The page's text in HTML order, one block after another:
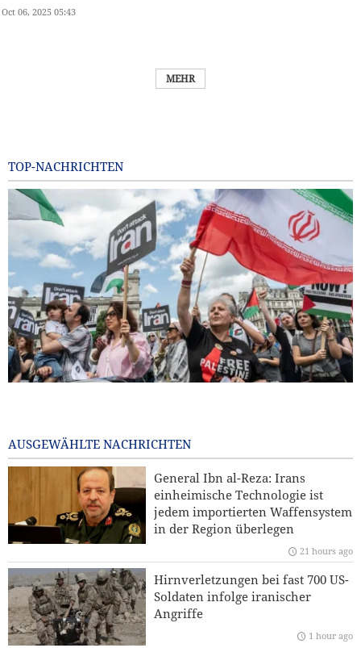
Oct 06, 2025 05:43
MEHR
TOP-NACHRICHTEN
1 hour ago
Sanders: „Der korrupte Trump hat die USA in einen
verheerenden Krieg geführt“
Reuters-Umfrage: US-Bürger sehen Krieg gegen Iran als
Kommentar | Die Zukunft der regionalen Sicherheit:
Warum eine Sicherheitsordnung unter Führung der
Staaten der Region unverzichtbar ist
AUSGEWÄHLTE NACHRICHTEN
General Ibn al-Reza: Irans
einheimische Technologie ist
jedem importierten Waffensystem
in der Region überlegen
21 hours ago
Hirnverletzungen bei fast 700 US-
Soldaten infolge iranischer
Angriffe
1 hour ago